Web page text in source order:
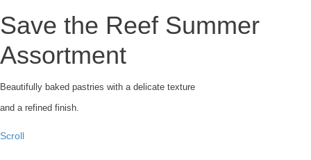
Save the Reef Summer
Assortment
Beautifully baked pastries with a delicate texture
and a refined finish.
Scroll